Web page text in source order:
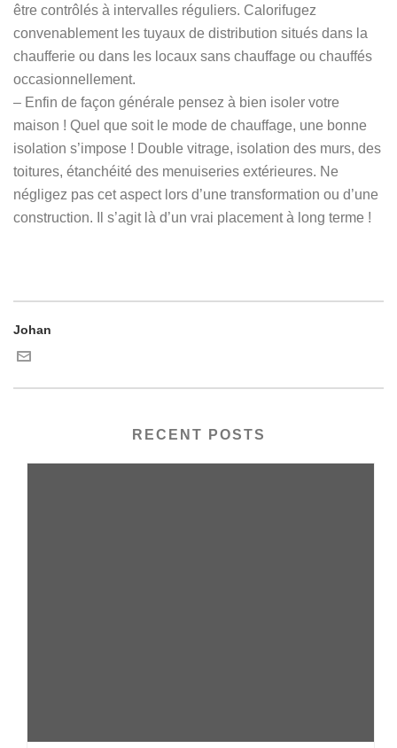
être contrôlés à intervalles réguliers. Calorifugez
convenablement les tuyaux de distribution situés dans la
chaufferie ou dans les locaux sans chauffage ou chauffés
occasionnellement.
– Enfin de façon générale pensez à bien isoler votre
maison ! Quel que soit le mode de chauffage, une bonne
isolation s’impose ! Double vitrage, isolation des murs, des
toitures, étanchéité des menuiseries extérieures. Ne
négligez pas cet aspect lors d’une transformation ou d’une
construction. Il s’agit là d’un vrai placement à long terme !
Johan
RECENT POSTS